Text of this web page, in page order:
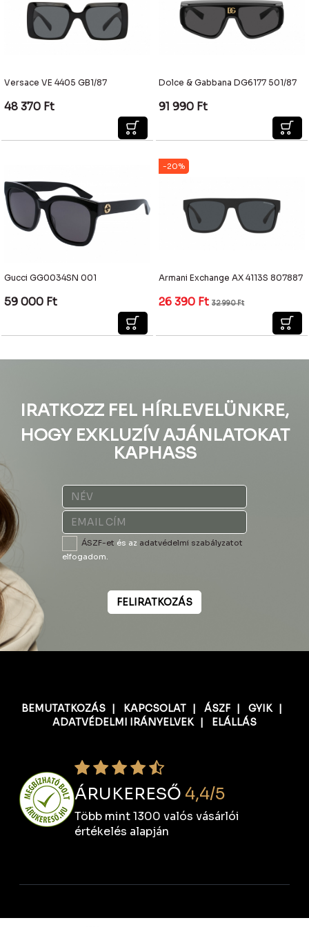
Versace VE 4405 GB1/87
48 370 Ft
Dolce & Gabbana DG6177 501/87
91 990 Ft
Gucci GG0034SN 001
59 000 Ft
-20%
Armani Exchange AX 4113S 807887
26 390 Ft 32 990Ft
IRATKOZZ FEL HÍRLEVELÜNKRE,
HOGY EXKLUZÍV AJÁNLATOKAT
KAPHASS
ÁSZF-et és az adatvédelmi szabályzatot
elfogadom.
FELIRATKOZÁS
BEMUTATKOZÁS| KAPCSOLAT| ÁSZF| GYIK|
ADATVÉDELMI IRÁNYELVEK| ELÁLLÁS
ÁRUKERESŐ 4,4/5
Több mint 1300 valós vásárlói
értékelés alapján